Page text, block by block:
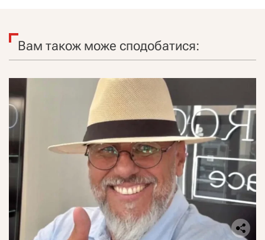
Вам також може сподобатися: